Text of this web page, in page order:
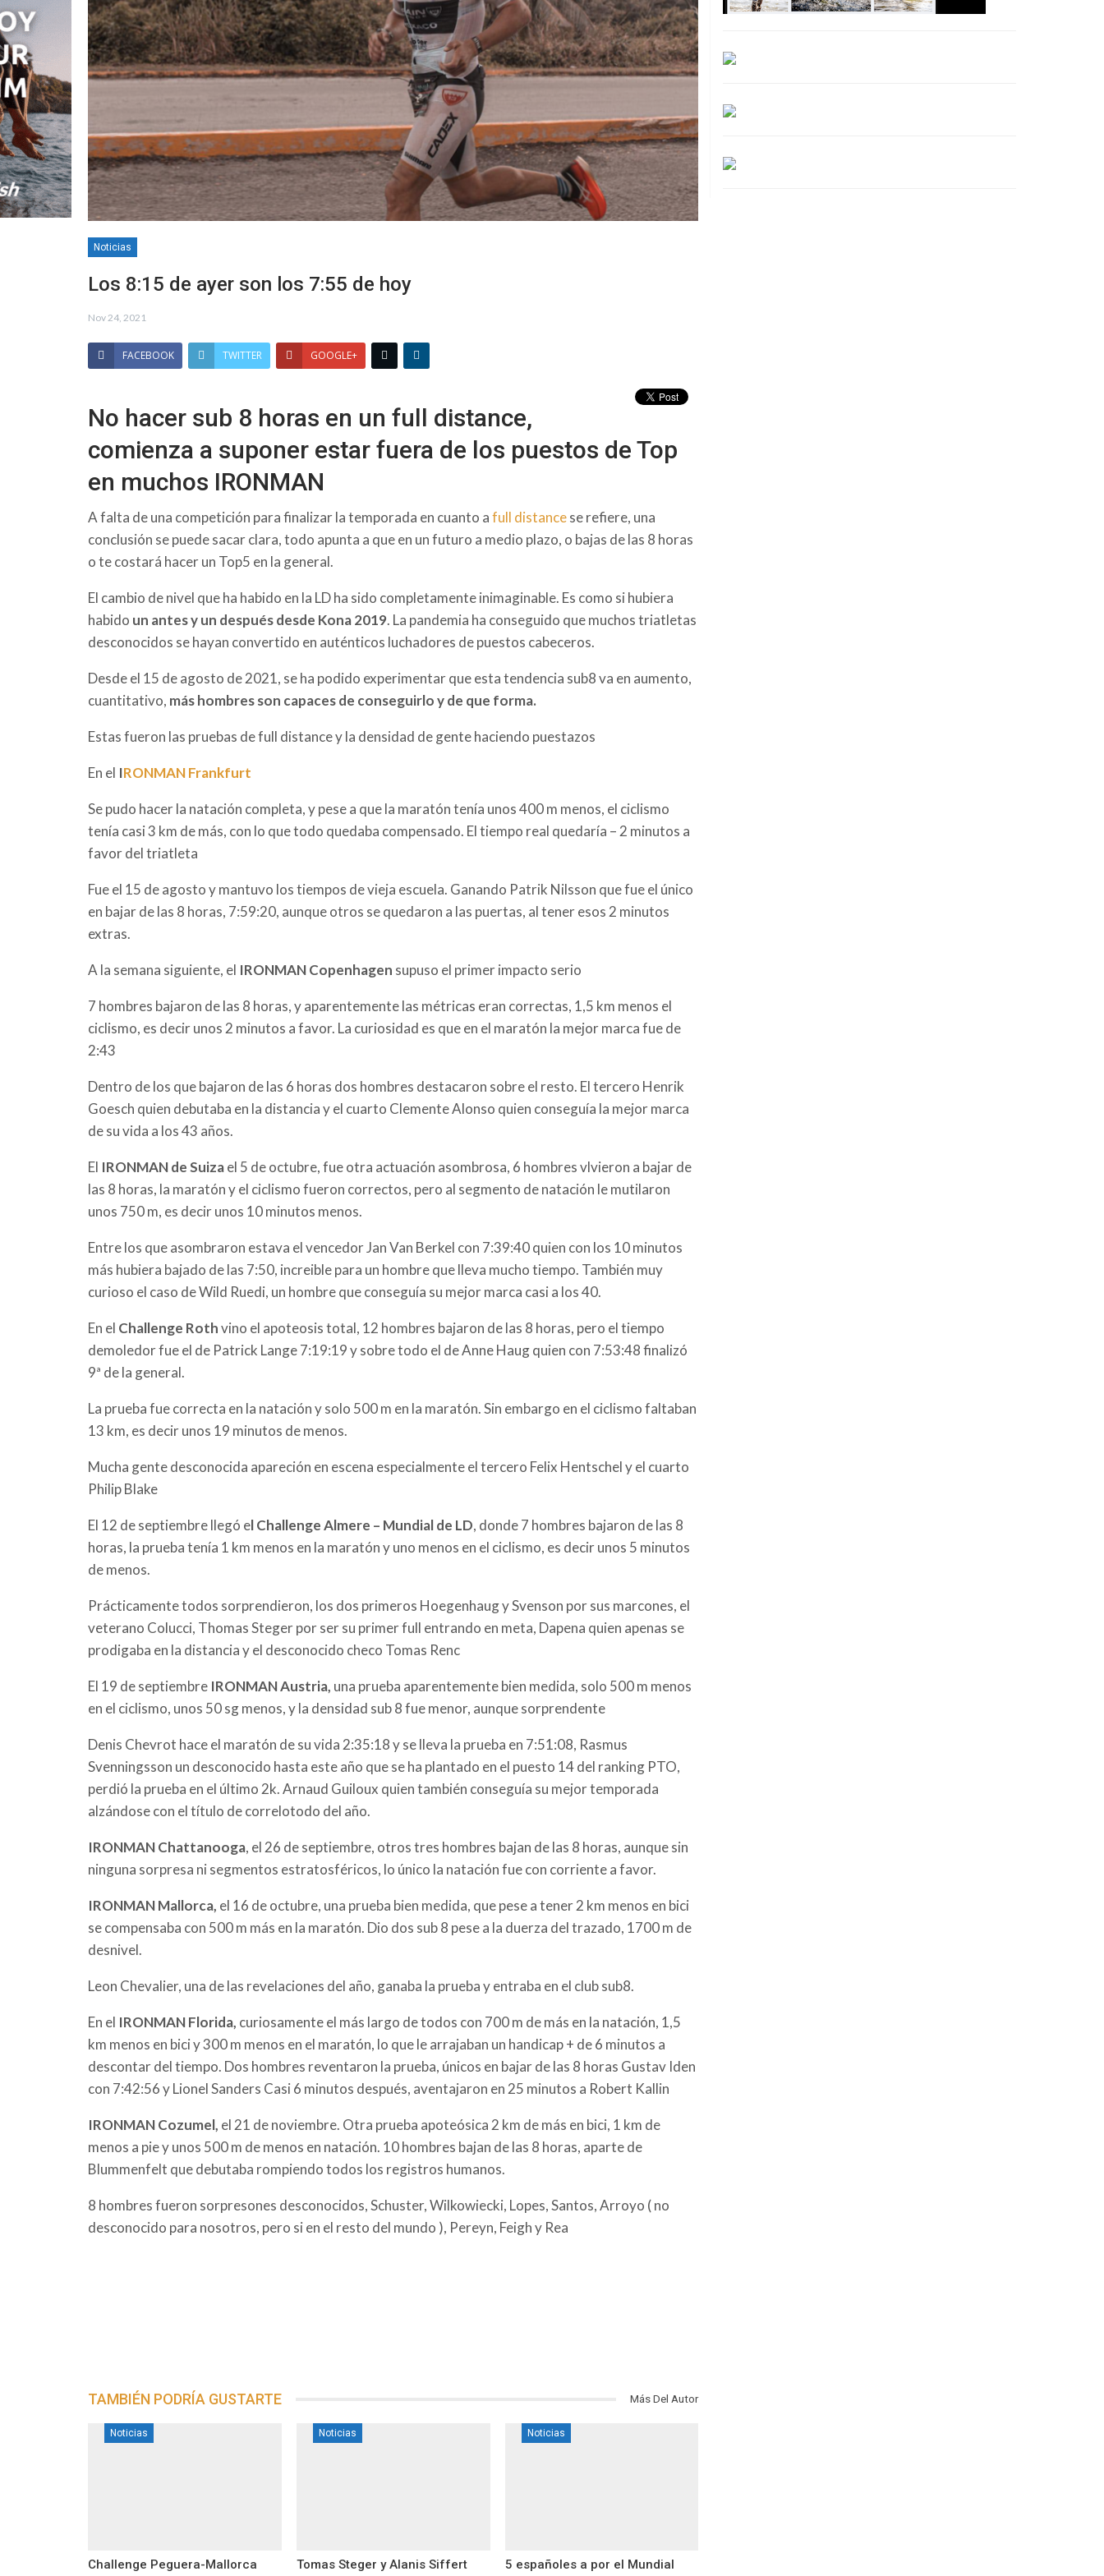
Noticias
Los 8:15 de ayer son los 7:55 de hoy
Nov 24, 2021
FACEBOOK TWITTER GOOGLE+
No hacer sub 8 horas en un full distance,
comienza a suponer estar fuera de los puestos de Top
en muchos IRONMAN
A falta de una competición para finalizar la temporada en cuanto afull distancese refiere, una
conclusión se puede sacar clara, todo apunta a que en un futuro a medio plazo, o bajas de las 8 horas
o te costará hacer un Top5 en la general.
El cambio de nivel que ha habido en la LD ha sido completamente inimaginable. Es como si hubiera
habido un antes y un después desde Kona 2019. La pandemia ha conseguido que muchos triatletas
desconocidos se hayan convertido en auténticos luchadores de puestos cabeceros.
Desde el 15 de agosto de 2021, se ha podido experimentar que esta tendencia sub8 va en aumento,
cuantitativo, más hombres son capaces de conseguirlo y de que forma.
Estas fueron las pruebas de full distance y la densidad de gente haciendo puestazos
En el IRONMAN Frankfurt
Se pudo hacer la natación completa, y pese a que la maratón tenía unos 400 m menos, el ciclismo
tenía casi 3 km de más, con lo que todo quedaba compensado. El tiempo real quedaría – 2 minutos a
favor del triatleta
Fue el 15 de agosto y mantuvo los tiempos de vieja escuela. Ganando Patrik Nilsson que fue el único
en bajar de las 8 horas, 7:59:20, aunque otros se quedaron a las puertas, al tener esos 2 minutos
extras.
A la semana siguiente, el IRONMAN Copenhagen supuso el primer impacto serio
7 hombres bajaron de las 8 horas, y aparentemente las métricas eran correctas, 1,5 km menos el
ciclismo, es decir unos 2 minutos a favor. La curiosidad es que en el maratón la mejor marca fue de
2:43
Dentro de los que bajaron de las 6 horas dos hombres destacaron sobre el resto. El tercero Henrik
Goesch quien debutaba en la distancia y el cuarto Clemente Alonso quien conseguía la mejor marca
de su vida a los 43 años.
El IRONMAN de Suizael 5 de octubre, fue otra actuación asombrosa, 6 hombres vlvieron a bajar de
las 8 horas, la maratón y el ciclismo fueron correctos, pero al segmento de natación le mutilaron
unos 750 m, es decir unos 10 minutos menos.
Entre los que asombraron estava el vencedor Jan Van Berkel con 7:39:40 quien con los 10 minutos
más hubiera bajado de las 7:50, increible para un hombre que lleva mucho tiempo. También muy
curioso el caso de Wild Ruedi, un hombre que conseguía su mejor marca casi a los 40.
En el Challenge Rothvino el apoteosis total, 12 hombres bajaron de las 8 horas, pero el tiempo
demoledor fue el de Patrick Lange 7:19:19 y sobre todo el de Anne Haug quien con 7:53:48 finalizó
9ª de la general.
La prueba fue correcta en la natación y solo 500 m en la maratón. Sin embargo en el ciclismo faltaban
13 km, es decir unos 19 minutos de menos.
Mucha gente desconocida apareción en escena especialmente el tercero Felix Hentschel y el cuarto
Philip Blake
El 12 de septiembre llegó el Challenge Almere – Mundial de LD, donde 7 hombres bajaron de las 8
horas, la prueba tenía 1 km menos en la maratón y uno menos en el ciclismo, es decir unos 5 minutos
de menos.
Prácticamente todos sorprendieron, los dos primeros Hoegenhaug y Svenson por sus marcones, el
veterano Colucci, Thomas Steger por ser su primer full entrando en meta, Dapena quien apenas se
prodigaba en la distancia y el desconocido checo Tomas Renc
El 19 de septiembre IRONMAN Austria, una prueba aparentemente bien medida, solo 500 m menos
en el ciclismo, unos 50 sg menos, y la densidad sub 8 fue menor, aunque sorprendente
Denis Chevrot hace el maratón de su vida 2:35:18 y se lleva la prueba en 7:51:08, Rasmus
Svenningsson un desconocido hasta este año que se ha plantado en el puesto 14 del ranking PTO,
perdió la prueba en el último 2k. Arnaud Guiloux quien también conseguía su mejor temporada
alzándose con el título de correlotodo del año.
IRONMAN Chattanooga, el 26 de septiembre, otros tres hombres bajan de las 8 horas, aunque sin
ninguna sorpresa ni segmentos estratosféricos, lo único la natación fue con corriente a favor.
IRONMAN Mallorca, el 16 de octubre, una prueba bien medida, que pese a tener 2 km menos en bici
se compensaba con 500 m más en la maratón. Dio dos sub 8 pese a la duerza del trazado, 1700 m de
desnivel.
Leon Chevalier, una de las revelaciones del año, ganaba la prueba y entraba en el club sub8.
En el IRONMAN Florida, curiosamente el más largo de todos con 700 m de más en la natación, 1,5
km menos en bici y 300 m menos en el maratón, lo que le arrajaban un handicap + de 6 minutos a
descontar del tiempo. Dos hombres reventaron la prueba, únicos en bajar de las 8 horas Gustav Iden
con 7:42:56 y Lionel Sanders Casi 6 minutos después, aventajaron en 25 minutos a Robert Kallin
IRONMAN Cozumel, el 21 de noviembre. Otra prueba apoteósica 2 km de más en bici, 1 km de
menos a pie y unos 500 m de menos en natación. 10 hombres bajan de las 8 horas, aparte de
Blummenfelt que debutaba rompiendo todos los registros humanos.
8 hombres fueron sorpresones desconocidos, Schuster, Wilkowiecki, Lopes, Santos, Arroyo ( no
desconocido para nosotros, pero si en el resto del mundo ), Pereyn, Feigh y Rea
TAMBIÉN PODRÍA GUSTARTE Más Del Autor
Noticias
Challenge Peguera-Mallorca
Noticias
Tomas Steger y Alanis Siffert
Noticias
5 españoles a por el Mundial